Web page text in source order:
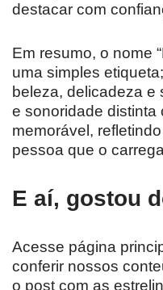
destacar com
Em resumo, o nome
uma simples
beleza, delicadeza e
e sonoridade distinta
memorável,
pessoa que o
E aí, gostou
Acesse página
conferir nossos
o post com as